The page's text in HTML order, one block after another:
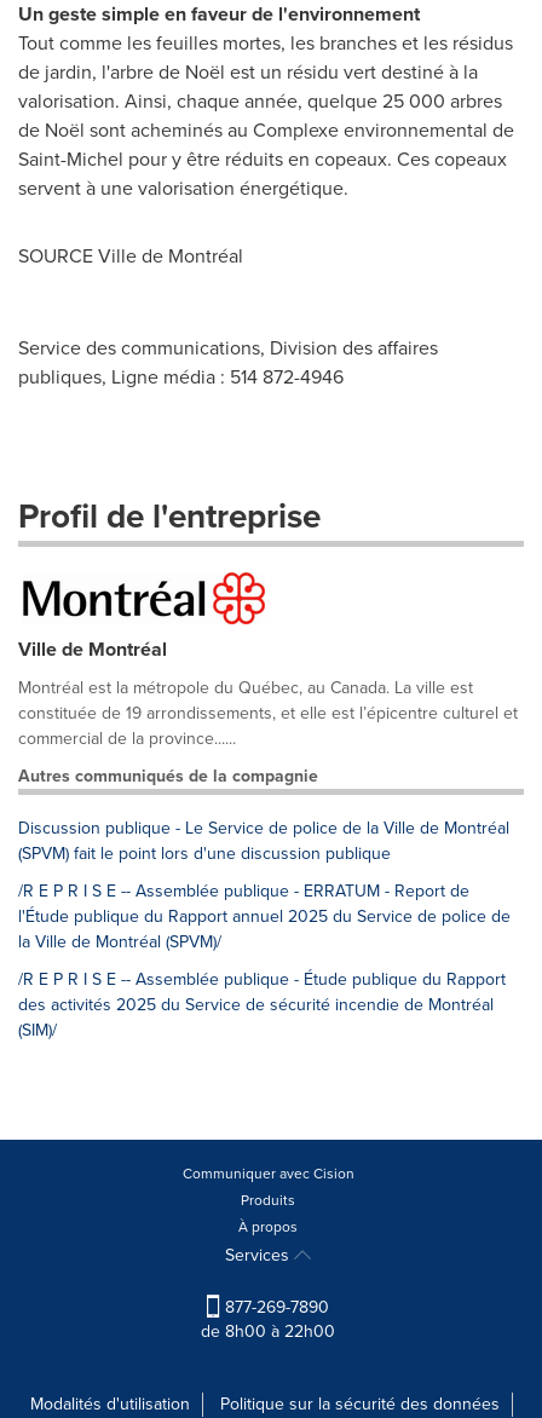
Un geste simple en faveur de l'environnement
Tout comme les feuilles mortes, les branches et les résidus
de jardin, l'arbre de Noël est un résidu vert destiné à la
valorisation. Ainsi, chaque année, quelque 25 000 arbres
de Noël sont acheminés au Complexe environnemental de
Saint-Michel pour y être réduits en copeaux. Ces copeaux
servent à une valorisation énergétique.
SOURCE Ville de Montréal
Service des communications, Division des affaires
publiques, Ligne média : 514 872-4946
Profil de l'entreprise
Ville de Montréal
Montréal est la métropole du Québec, au Canada. La ville est
constituée de 19 arrondissements, et elle est l’épicentre culturel et
commercial de la province......
Autres communiqués de la compagnie
Discussion publique - Le Service de police de la Ville de Montréal
(SPVM) fait le point lors d'une discussion publique
/R E P R I S E -- Assemblée publique - ERRATUM - Report de
l'Étude publique du Rapport annuel 2025 du Service de police de
la Ville de Montréal (SPVM)/
/R E P R I S E -- Assemblée publique - Étude publique du Rapport
des activités 2025 du Service de sécurité incendie de Montréal
(SIM)/
Communiquer avec Cision
Produits
À propos
Services
877-269-7890
de 8h00 à 22h00
Modalités d'utilisation Politique sur la sécurité des données